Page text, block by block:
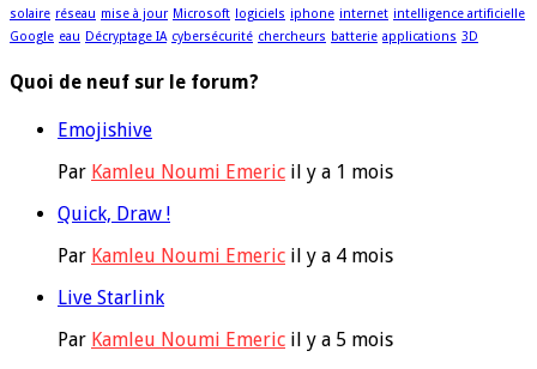
solaire réseau mise à jour Microsoft logiciels iphone internet intelligence artificielle
Google eau Décryptage IA cybersécurité chercheurs batterie applications 3D
Quoi de neuf sur le forum?
Emojishive
Par Kamleu Noumi Emeric il y a 1 mois
Quick, Draw !
Par Kamleu Noumi Emeric il y a 4 mois
Live Starlink
Par Kamleu Noumi Emeric il y a 5 mois